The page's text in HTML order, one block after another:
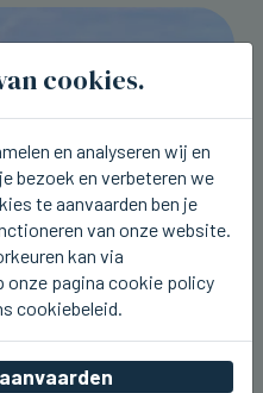
2 kwam
cookies.
en analyseren wij en
bezoek en verbeteren we
te aanvaarden ben je
van onze website.
kan via
onze pagina cookie policy
cookiebeleid.